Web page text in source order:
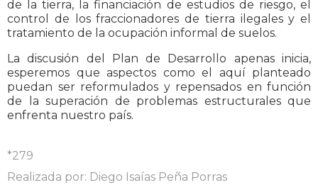
de la tierra, la financiación de estudios de riesgo, el
control de los fraccionadores de tierra ilegales y el
tratamiento de la ocupación informal de suelos.
La discusión del Plan de Desarrollo apenas inicia,
esperemos que aspectos como el aquí planteado
puedan ser reformulados y repensados en función
de la superación de problemas estructurales que
enfrenta nuestro país.
*279
Realizada por: Diego Isaías Peña Porras